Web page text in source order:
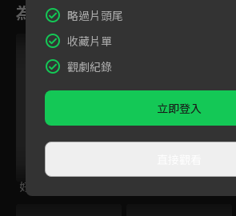
為您推薦
好運到
略過片頭尾
收藏片單
觀劇紀錄
立即登入